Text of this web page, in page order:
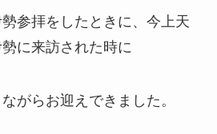
参拝をしたときに、今上天
に来訪された時に
がらお迎えできました。